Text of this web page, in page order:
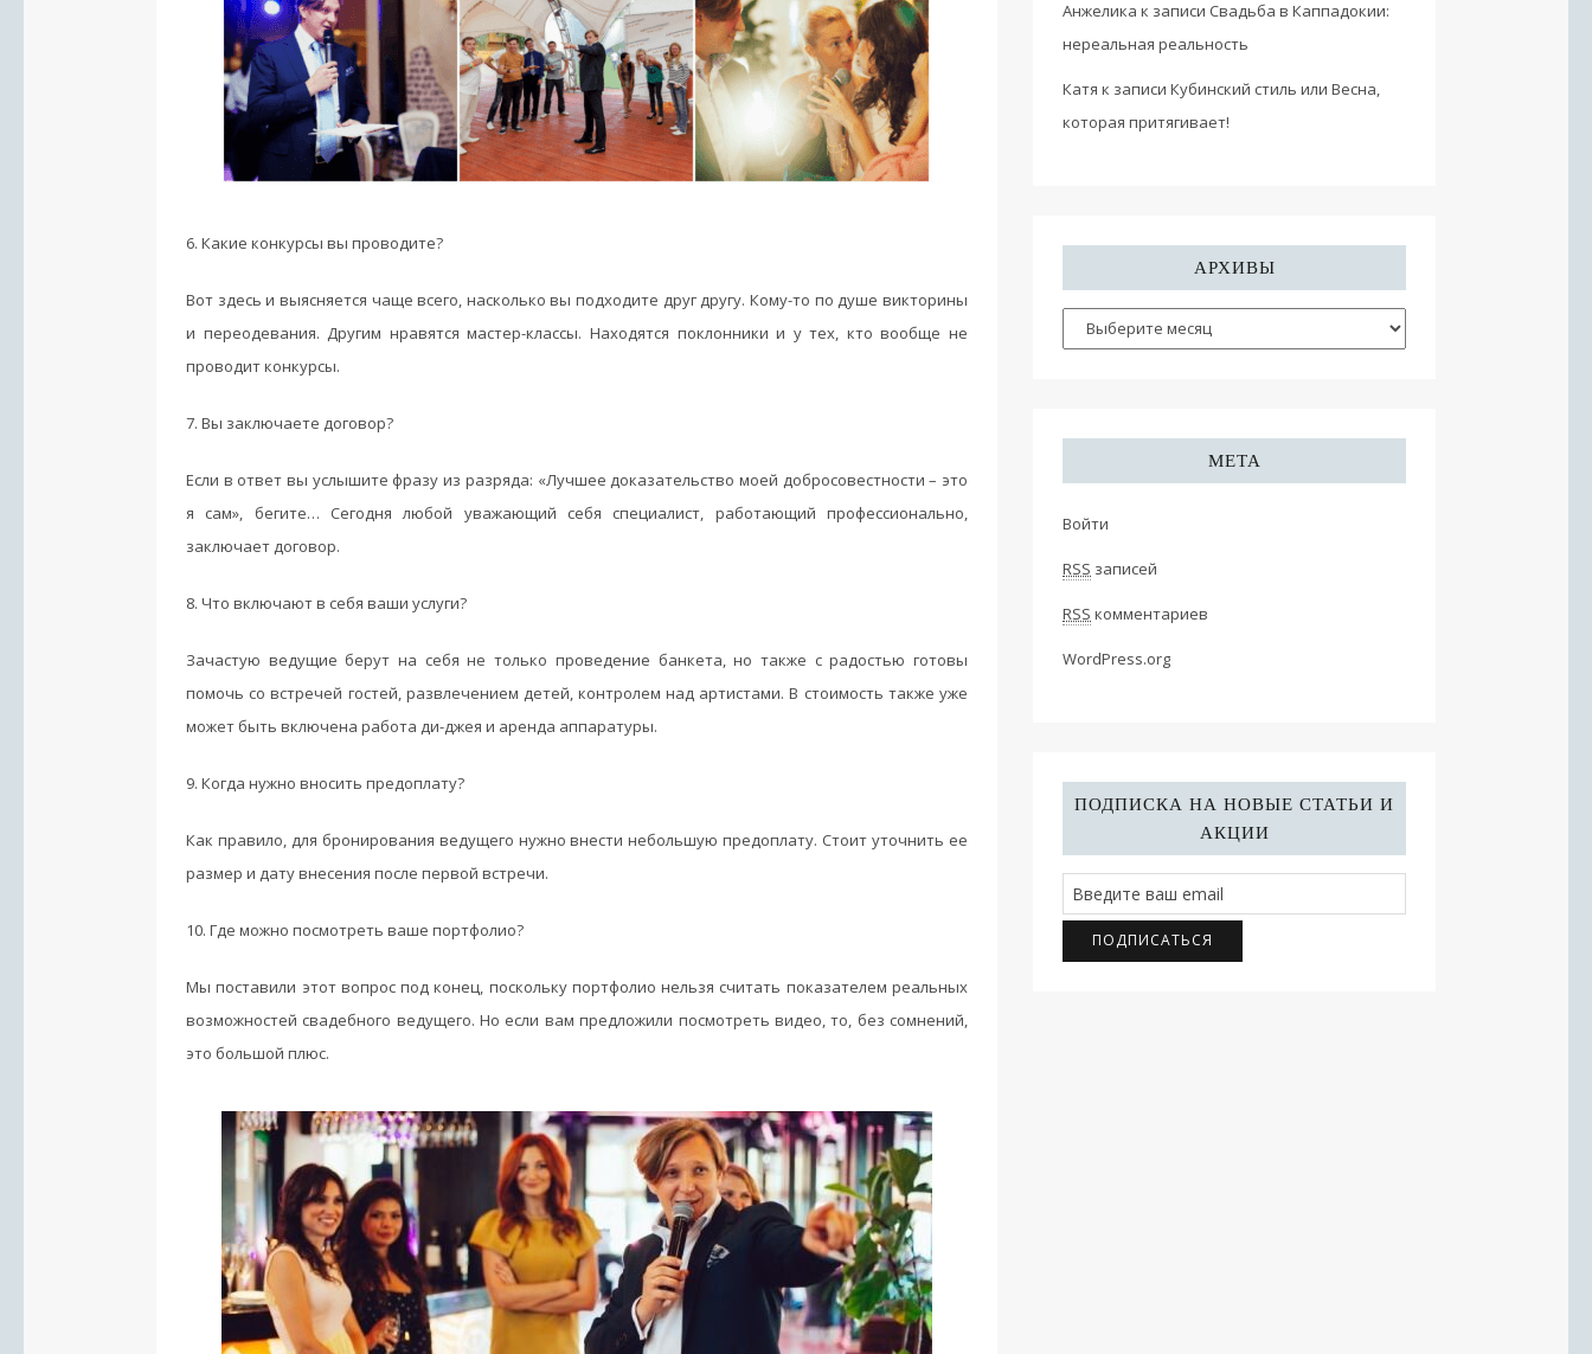
6. Какие конкурсы вы проводите?
Вот здесь и выясняется чаще всего, насколько вы подходите друг другу. Кому-то по душе викторины
и переодевания. Другим нравятся мастер-классы. Находятся поклонники и у тех, кто вообще не
проводит конкурсы.
7. Вы заключаете договор?
Если в ответ вы услышите фразу из разряда: «Лучшее доказательство моей добросовестности – это
я сам», бегите… Сегодня любой уважающий себя специалист, работающий профессионально,
заключает договор.
8. Что включают в себя ваши услуги?
Зачастую ведущие берут на себя не только проведение банкета, но также с радостью готовы
помочь со встречей гостей, развлечением детей, контролем над артистами. В стоимость также уже
может быть включена работа ди-джея и аренда аппаратуры.
9. Когда нужно вносить предоплату?
Как правило, для бронирования ведущего нужно внести небольшую предоплату. Стоит уточнить ее
размер и дату внесения после первой встречи.
10. Где можно посмотреть ваше портфолио?
Мы поставили этот вопрос под конец, поскольку портфолио нельзя считать показателем реальных
возможностей свадебного ведущего. Но если вам предложили посмотреть видео, то, без сомнений,
это большой плюс.
Анжелика к записи Свадьба в Каппадокии:
нереальная реальность
Катя к записи Кубинский стиль или Весна,
которая притягивает!
АРХИВЫ
МЕТА
Войти
RSS записей
RSS комментариев
WordPress.org
ПОДПИСКА НА НОВЫЕ СТАТЬИ И
АКЦИИ